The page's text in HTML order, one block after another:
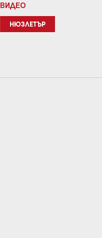
ВИДЕО
НЮЗЛЕТЪР